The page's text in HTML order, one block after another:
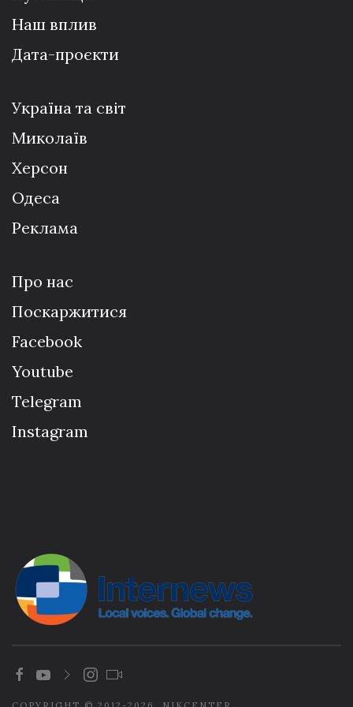
Наш вплив
Дата-проєкти
Україна та світ
Миколаїв
Херсон
Одеса
Реклама
Про нас
Поскаржитися
Facebook
Youtube
Telegram
Instagram